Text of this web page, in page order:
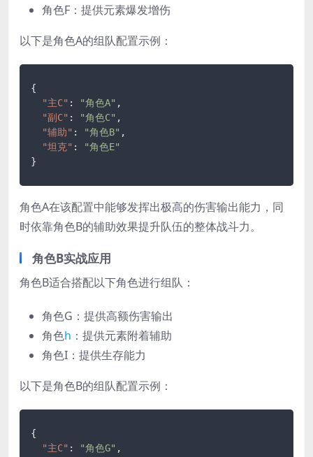
角色F：提供元素爆发增伤
以下是角色A的组队配置示例：
{
"主C" : "角色A" ,
"副C" : "角色C" ,
"辅助" : "角色B" ,
"坦克" :
"角色E"
}
角色A在该配置中能够发挥出极高的伤害输出能力，同
时依靠角色B的辅助效果提升队伍的整体战斗力。
角色B实战应用
角色B适合搭配以下角色进行组队：
角色G：提供高额伤害输出
角色h ：提供元素附着辅助
角色I：提供生存能力
以下是角色B的组队配置示例：
{
"主C" : "角色G" ,